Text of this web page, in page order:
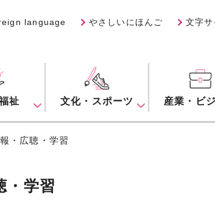
language やさしいにほんご 文字
祉 文化・スポーツ 産業・ビ
・広聴・学習
・学習